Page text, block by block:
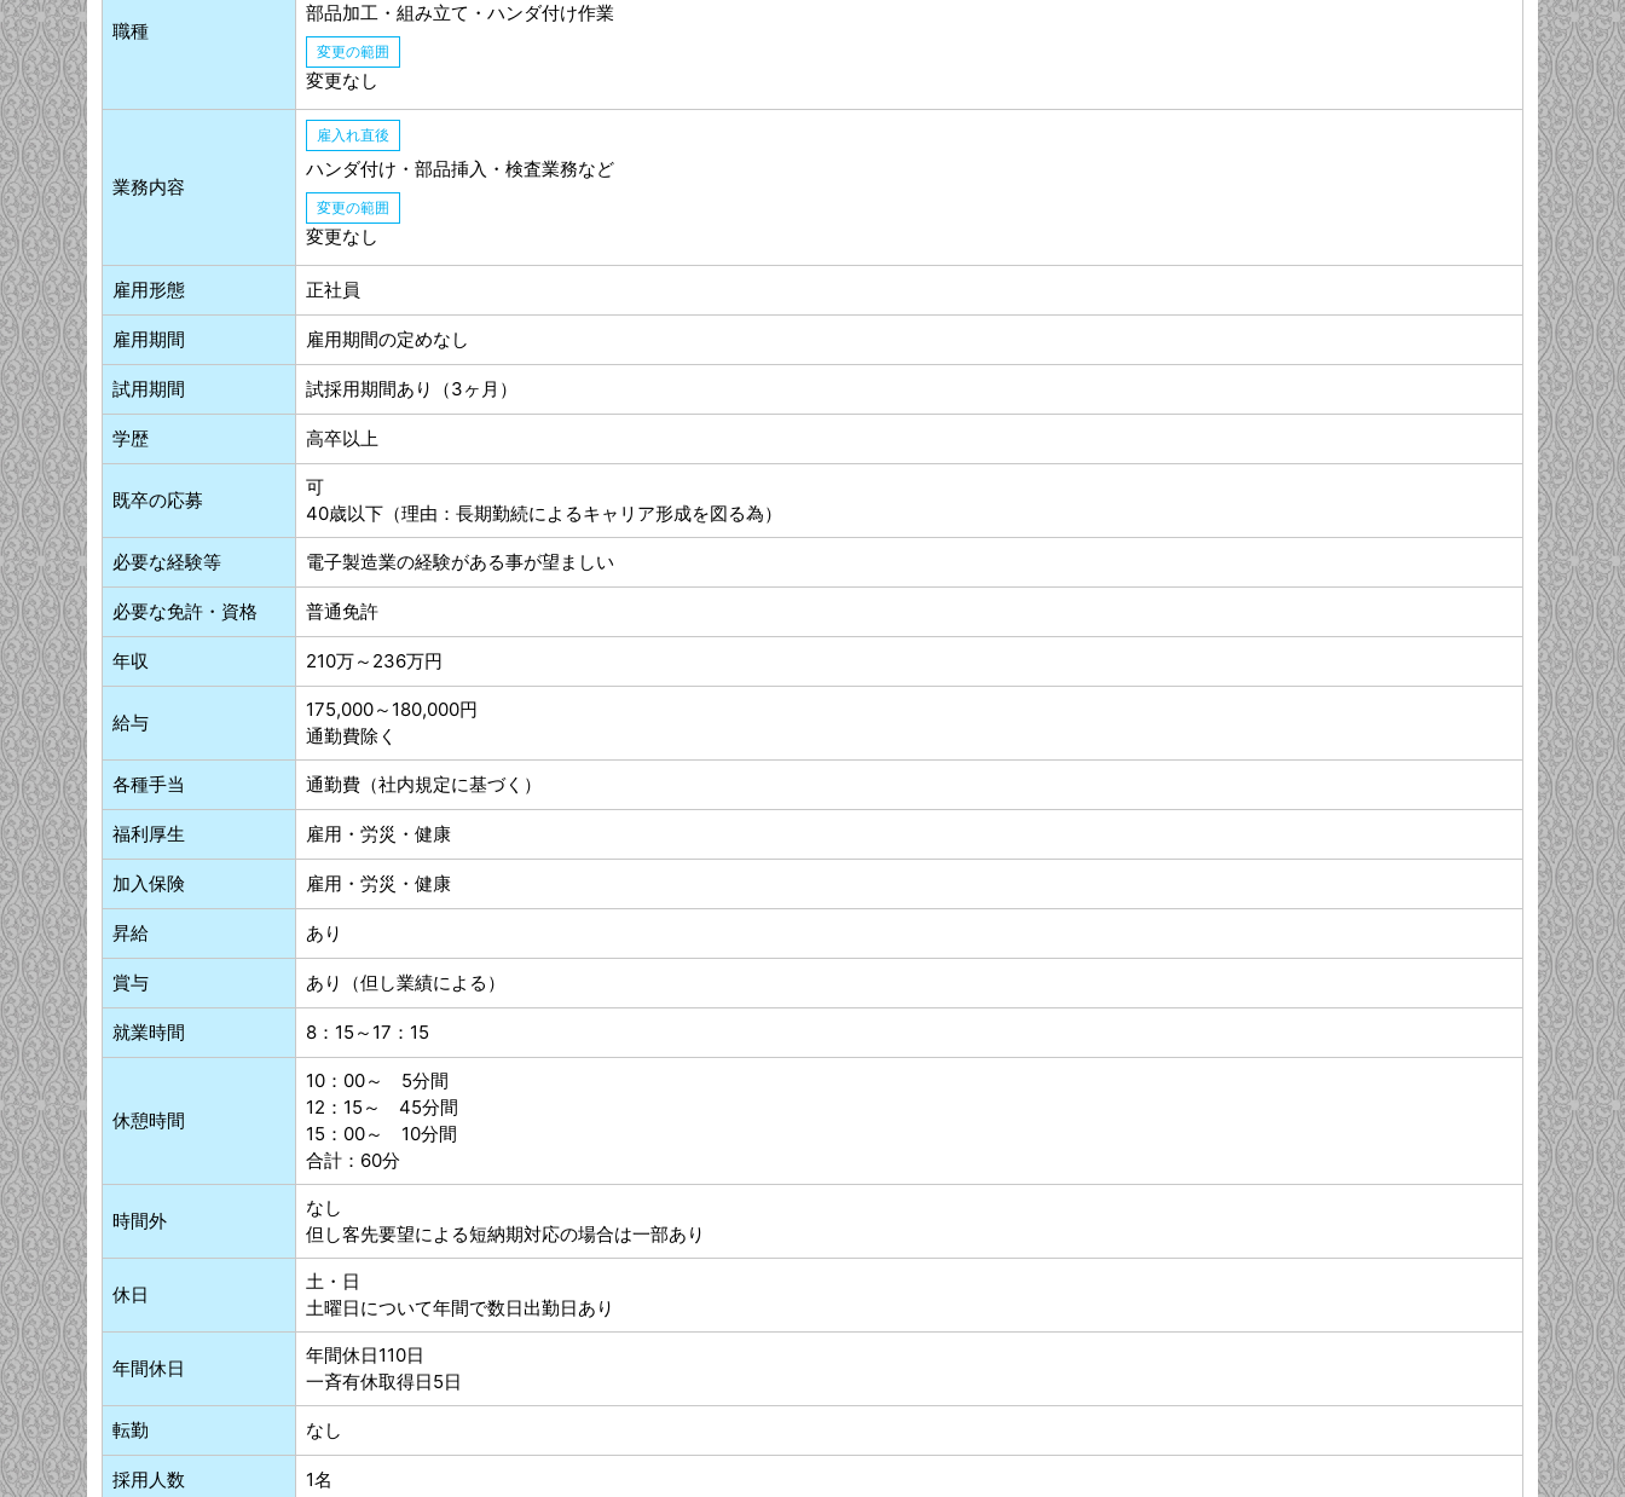
職種
部品加工・組み立て・ハンダ付け作業
変更の範囲
変更なし
業務内容
雇入れ直後
ハンダ付け・部品挿入・検査業務など
変更の範囲
変更なし
雇用形態 正社員
雇用期間 雇用期間の定めなし
試用期間 試採用期間あり（3ヶ月）
学歴 高卒以上
既卒の応募
可
40歳以下（理由：長期勤続によるキャリア形成を図る為）
必要な経験等 電子製造業の経験がある事が望ましい
必要な免許・資格 普通免許
年収 210万～236万円
給与
175,000～180,000円
通勤費除く
各種手当 通勤費（社内規定に基づく）
福利厚生 雇用・労災・健康
加入保険 雇用・労災・健康
昇給 あり
賞与 あり（但し業績による）
就業時間 8：15～17：15
休憩時間
10：00～ 5分間
12：15～ 45分間
15：00～ 10分間
合計：60分
時間外
なし
但し客先要望による短納期対応の場合は一部あり
休日
土・日
土曜日について年間で数日出勤日あり
年間休日
年間休日110日
一斉有休取得日5日
転勤 なし
採用人数 1名